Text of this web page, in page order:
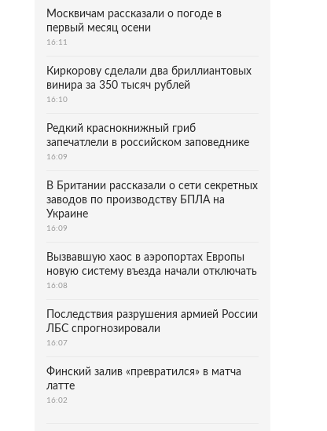
Москвичам рассказали о погоде в
первый месяц осени
16:11
Киркорову сделали два бриллиантовых
винира за 350 тысяч рублей
16:10
Редкий краснокнижный гриб
запечатлели в российском заповеднике
16:09
В Британии рассказали о сети секретных
заводов по производству БПЛА на
Украине
16:09
Вызвавшую хаос в аэропортах Европы
новую систему въезда начали отключать
16:08
Последствия разрушения армией России
ЛБС спрогнозировали
16:07
Финский залив «превратился» в матча
латте
16:02